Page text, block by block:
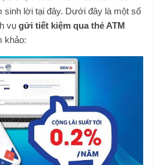
sinh lời tại đây. Dưới đây là một số
vụgửi tiết kiệm qua thẻ ATM
khảo: